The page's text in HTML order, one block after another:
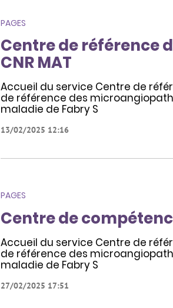
PAGES
Centre de référence
CNR MAT
Accueil du service Centre de
de référence des
maladie de Fabry S
13/02/2025 12:16
PAGES
Centre de
Accueil du service Centre de
de référence des
maladie de Fabry S
27/02/2025 17:51